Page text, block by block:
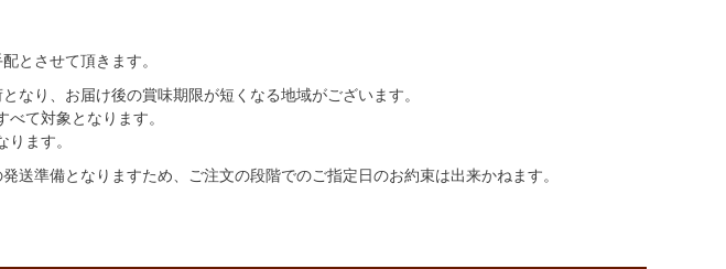
とさせて頂きます。
なり、お届け後の賞味期限が短くなる地域がございます。
て対象となります。
ます。
送準備となりますため、ご注文の段階でのご指定日のお約束は出来かねます。